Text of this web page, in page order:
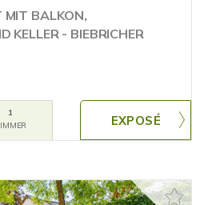
MIT BALKON,
KELLER - BIEBRICHER
1